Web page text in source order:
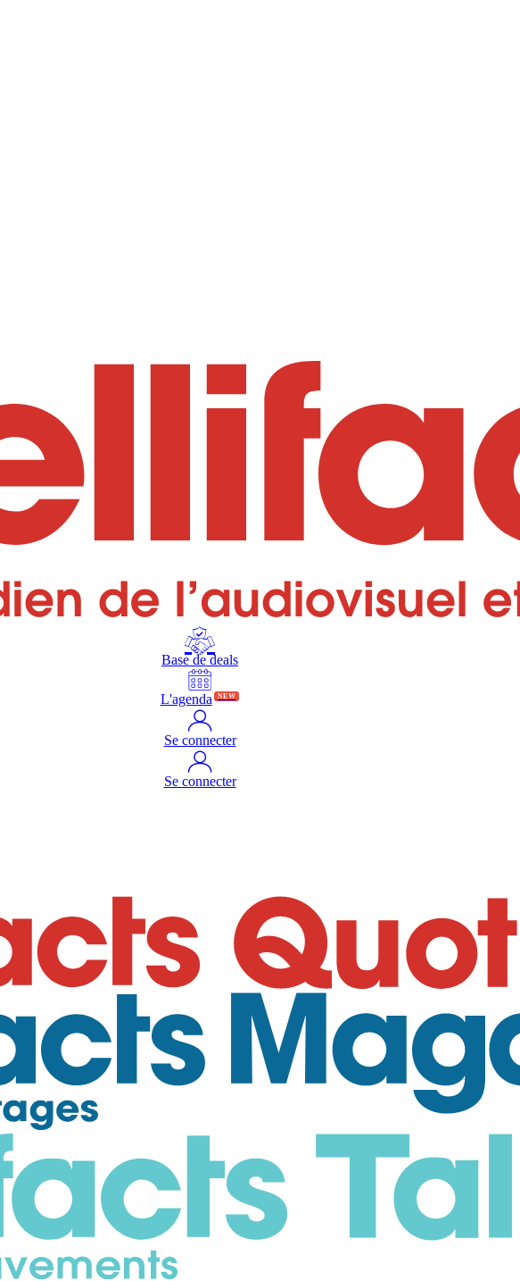
Base de deals
L'agenda NEW
Se connecter
Se connecter